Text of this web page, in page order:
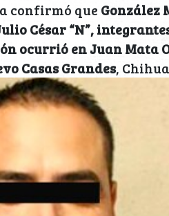
confirmó que González
César “N”,
ocurrió en Juan Mata
Casas Grandes,